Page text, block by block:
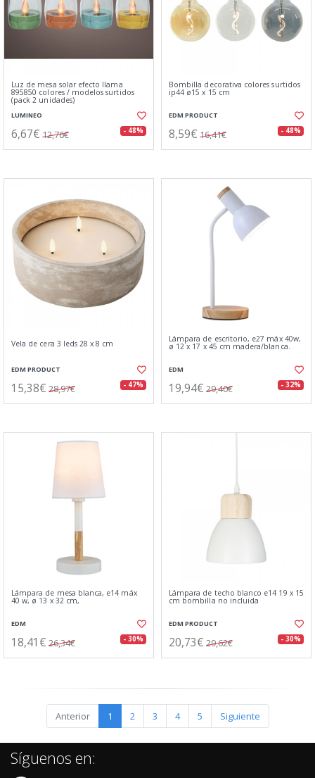
Luz de mesa solar efecto llama
895850 colores / modelos surtidos
(pack 2 unidades)
LUMINEO
6,67€ 12,76€ - 48%
Bombilla decorativa colores surtidos
ip44 ø15 x 15 cm
EDM PRODUCT
8,59€ 16,41€ - 48%
Vela de cera 3 leds 28 x 8 cm
EDM PRODUCT
15,38€ 28,97€ - 47%
Lámpara de escritorio, e27 máx 40w,
ø 12 x 17 x 45 cm madera/blanca.
EDM
19,94€ 29,40€ - 32%
Lámpara de mesa blanca, e14 máx
40 w, ø 13 x 32 cm,
EDM
18,41€ 26,34€ - 30%
Lámpara de techo blanco e14 19 x 15
cm bombilla no incluida
EDM PRODUCT
20,73€ 29,62€ - 30%
Anterior 1 2 3 4 5 Siguiente
Síguenos en: